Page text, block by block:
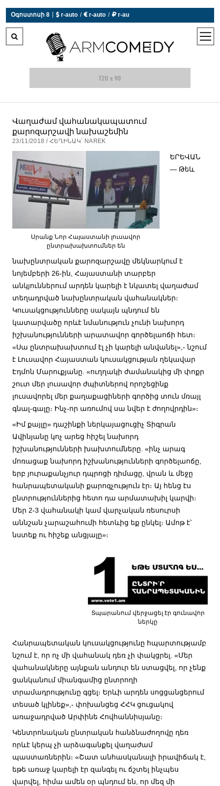
Օգոստոսի 8  r-auto /  r-auto /  r-au
open
Վաղաժամ վահանակապատում
քարոզարշավի նախաշեմին
23/11/2018 / ՀԵՂԻՆԱԿ՝ NAREK
Սրանք Նոր Հայաստանի լուսավոր
ընտրախախտումներ են
ԵՐԵՎԱՆ
— Թեև
նախընտրական քարոզարշավը մեկնարկում է
նոյեմբերի 26-ին, Հայաստանի տարբեր
անկյուններում արդեն կարելի է նկատել վաղաժամ
տեղադրված նախընտրական վահանակներ։
Կուսակցությունները սակայն պնդում են
կատարվածը որևէ նմանություն չունի նախորդ
իշխանությունների արատավոր գործելաոճի հետ։
«Սա ընտրախախտում էլ չի կարելի անվանել»,- նշում
է Լուսավոր Հայաստան կուսակցության ղեկավար
Էդմոն Մարուքյանը. «ուղղակի ժամանակից մի փոքր
շուտ մեր լուսավոր ժպիտներով որոշեցինք
լուսավորել մեր քաղաքացիների գործից տուն մռայլ
գնալ-գալը։ Ինչ-որ առումով սա նվեր է ժողովրդին»։
«Իմ քայլը» դաշինքի ներկայացուցիչ Տիգրան
Ավինյանը կոչ արեց հիշել նախորդ
իշխանությունների խախտումները. «ինչ արագ
մոռացաք նախորդ իշխանությունների գործելաոճը,
երբ յուրաքանչյուր դպրոցի դիմացը, վրան և մեջը
հանրապետականի քարոզչություն էր։ Այ հենց էս
ընտրություններից հետո դա արմատախիլ կարվի։
Մեր 2-3 վահանակի կամ վարչական ռեսուրսի
աննշան չարաշահումի հետևից եք ընկել։ Ամոթ է՝
նստեք ու հիշեք անցյալը»։
Տպարանում վերջացել էր գունավոր
ներկը
Հանրապետական կուսակցությունը հպարտությամբ
նշում է, որ ոչ մի վահանակ դեռ չի փակցրել. «Մեր
վահանակները այնքան անդուր են ստացվել, որ չենք
ցանկանում միանգամից ընտրողի
տրամադրությունը գցել։ Երևի արդեն սոցցանցերում
տեսած կլինեք»,- փոխանցեց ՀՀԿ ցուցակով
առաջադրված Արփինե Հովհաննիսյանը։
Կենտրոնական ընտրական հանձնաժողովը դեռ
որևէ կերպ չի արձագանքել վաղաժամ
պաստառներին։ «Շատ անհասկանալի իրավիճակ է,
եթե առաջ կարելի էր զանգել ու ճշտել ինչպես
վարվել, հիմա ամեն օր պնդում են, որ մեզ մի